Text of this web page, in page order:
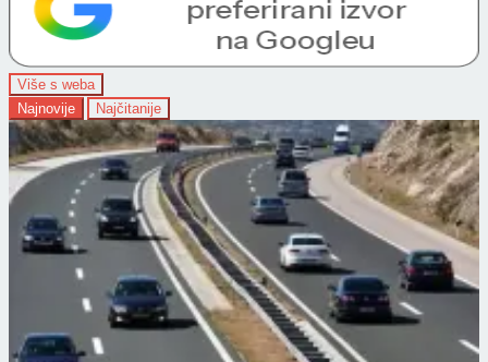
Više s weba
Najnovije
Najčitanije